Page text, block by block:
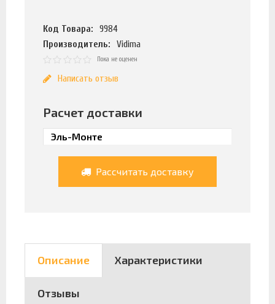
Код Товара:
9984
Производитель:
Vidima
Пока не оценен
Написать отзыв
Расчет доставки
Рассчитать доставку
Описание Характеристики
Отзывы